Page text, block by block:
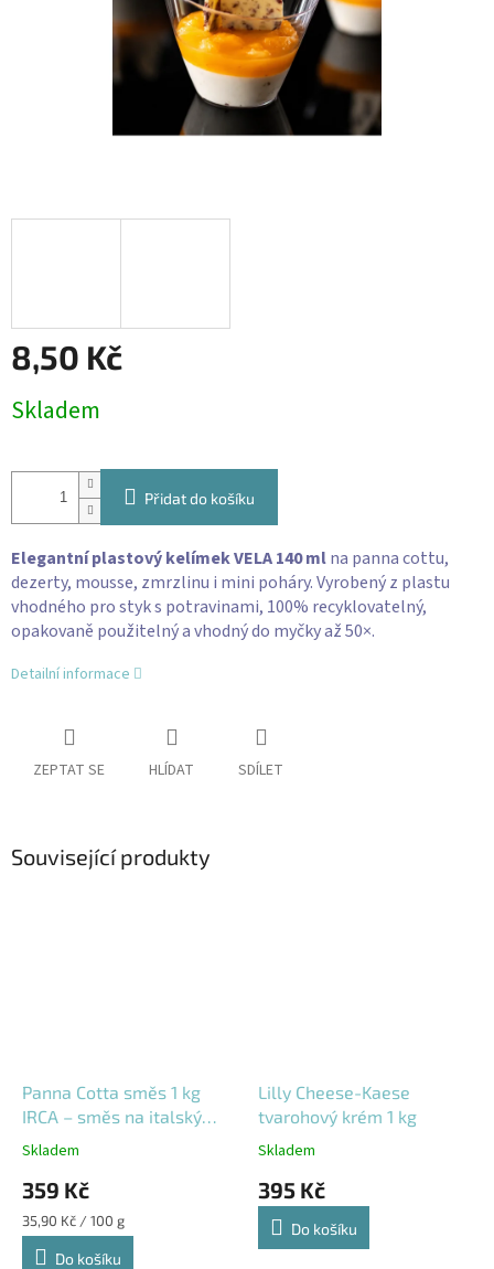
8,50 Kč
cena:
Skladem
Přidat do košíku
Elegantní plastový kelímek VELA 140 mlna panna cottu,
dezerty, mousse, zmrzlinu i mini poháry. Vyrobený z plastu
vhodného pro styk s potravinami, 100% recyklovatelný,
opakovaně použitelný a vhodný do myčky až 50×.
Detailní informace
ZEPTAT SE HLÍDAT SDÍLET
Související produkty
Panna Cotta směs 1 kg
IRCA – směs na italský
dezert panna cotta
Skladem
359 Kč
Měrná
cena:
35,90 Kč / 100 g
Do košíku
Lilly Cheese-Kaese
tvarohový krém 1 kg
Skladem
395 Kč
Do košíku